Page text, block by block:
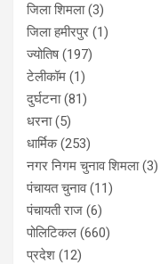
जिला शिमला(3)
जिला हमीरपुर (1)
ज्योतिष(197)
टेलीकॉम (1)
दुर्घटना(81)
धरना(5)
धार्मिक(253)
नगर निगम चुनाव शिमला(3)
पंचायत चुनाव(11)
पंचायती राज (6)
पोलिटिकल (660)
प्रदेश (12)